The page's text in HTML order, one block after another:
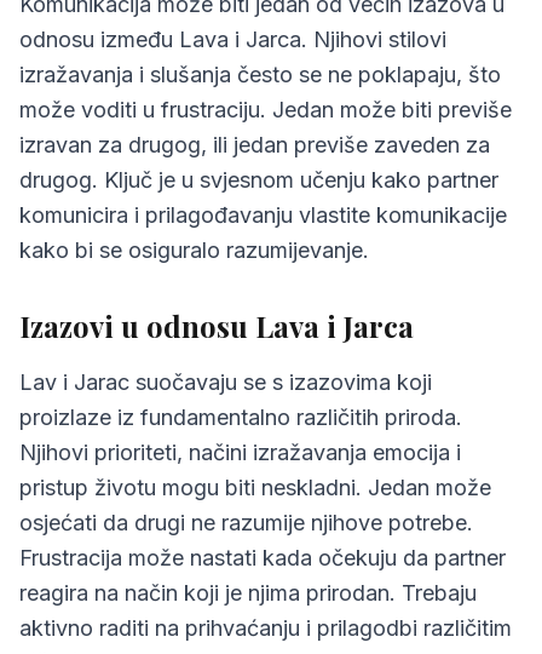
odnosu između Lava i Jarca. Njihovi stilovi
izražavanja i slušanja često se ne poklapaju, što
može voditi u frustraciju. Jedan može biti previše
izravan za drugog, ili jedan previše zaveden za
drugog. Ključ je u svjesnom učenju kako partner
komunicira i prilagođavanju vlastite komunikacije
kako bi se osiguralo razumijevanje.
Izazovi u odnosu Lava i Jarca
Lav i Jarac suočavaju se s izazovima koji
proizlaze iz fundamentalno različitih priroda.
Njihovi prioriteti, načini izražavanja emocija i
pristup životu mogu biti neskladni. Jedan može
osjećati da drugi ne razumije njihove potrebe.
Frustracija može nastati kada očekuju da partner
reagira na način koji je njima prirodan. Trebaju
aktivno raditi na prihvaćanju i prilagodbi različitim